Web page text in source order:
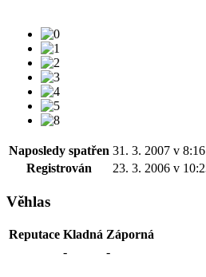
Naposledy spatřen 31. 3. 2007 v 8:16
Registrován
23. 3. 2006 v
Věhlas
Reputace Kladná Záporná
-
-